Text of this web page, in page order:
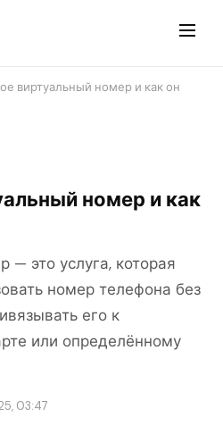
виртуальный номер и как он
номер и как
— это услуга, которая
номер телефона без
его к
или определённому
03:47